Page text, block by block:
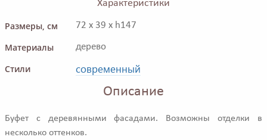
Характеристики
Размеры, см
72 x 39 x h147
Материалы дерево
Стили современный
Описание
Буфет с деревянными фасадами. Возможны отделки в
несколько оттенков.